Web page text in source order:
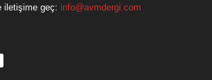
iletişime geç: info@avmdergi.com